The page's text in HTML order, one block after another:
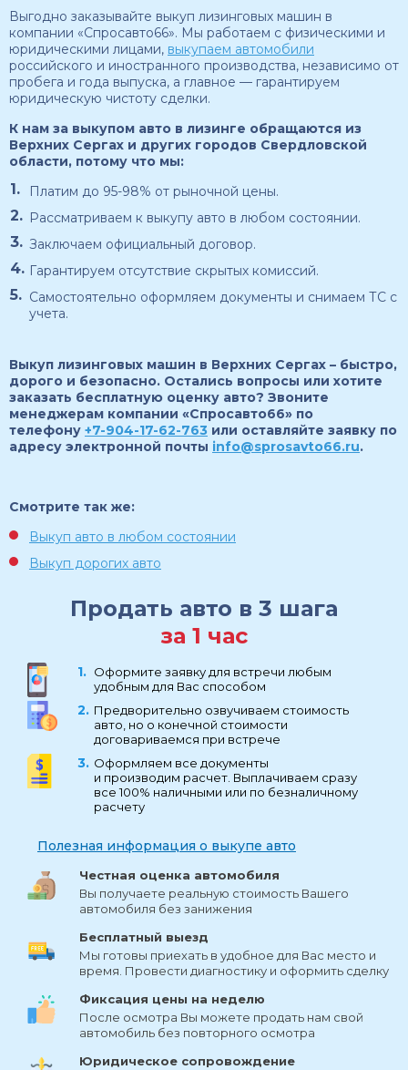
Выгодно заказывайте выкуп лизинговых машин в
компании «Спросавто66». Мы работаем с физическими и
юридическими лицами, выкупаем автомобили
российского и иностранного производства, независимо от
пробега и года выпуска, а главное — гарантируем
юридическую чистоту сделки.
К нам за выкупом авто в лизинге обращаются из
Верхних Сергах и других городов Свердловской
области, потому что мы:
Платим до 95-98% от рыночной цены.
Рассматриваем к выкупу авто в любом состоянии.
Заключаем официальный договор.
Гарантируем отсутствие скрытых комиссий.
Самостоятельно оформляем документы и снимаем ТС с
учета.
Выкуп лизинговых машин в Верхних Сергах – быстро,
дорого и безопасно. Остались вопросы или хотите
заказать бесплатную оценку авто? Звоните
менеджерам компании «Спросавто66» по
телефону +7-904-17-62-763 или оставляйте заявку по
адресу электронной почты info@sprosavto66.ru.
Смотрите так же:
Выкуп авто в любом состоянии
Выкуп дорогих авто
Продать авто в 3 шага
за 1 час
Оформите заявку для встречи любым
удобным для Вас способом
Предворительно озвучиваем стоимость
авто, но о конечной стоимости
договариваемся при встрече
Оформляем все документы
и производим расчет. Выплачиваем сразу
все 100% наличными или по безналичному
расчету
Полезная информация о выкупе авто
Честная оценка автомобиля
Вы получаете реальную стоимость Вашего
автомобиля без занижения
Бесплатный выезд
Мы готовы приехать в удобное для Вас место и
время. Провести диагностику и оформить сделку
Фиксация цены на неделю
После осмотра Вы можете продать нам свой
автомобиль без повторного осмотра
Юридическое сопровождение